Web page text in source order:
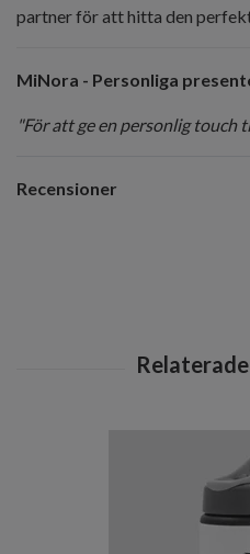
partner för att hitta den
MiNora - Personliga
"För att ge en personlig touch
Recensioner